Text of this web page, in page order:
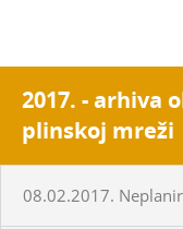
2017. - arhiva
plinskoj mreži
08.02.2017.